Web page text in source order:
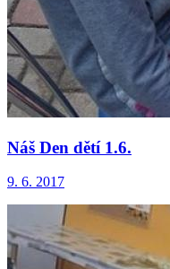
Náš Den dětí 1.6.
9. 6. 2017